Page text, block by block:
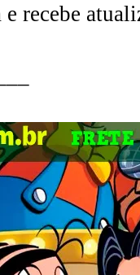
recebe